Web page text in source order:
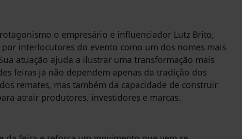
o empresário e influenciador Lutz Brito,
interlocutores do evento como um dos nomes mais
atuação ajuda a ilustrar uma transformação mais
feiras já não dependem apenas da tradição dos
remates, mas também da capacidade de construir
atrair produtores, investidores e marcas.